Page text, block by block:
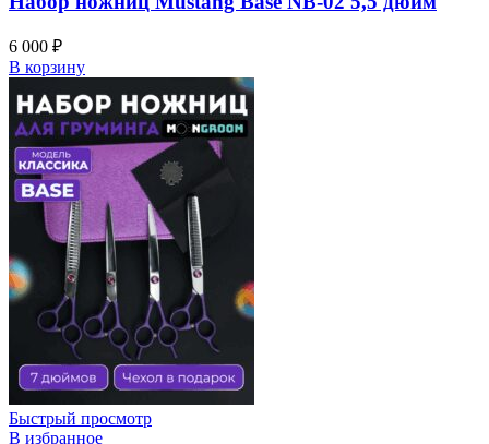
6 000 ₽
В корзину
Быстрый просмотр
В избранное